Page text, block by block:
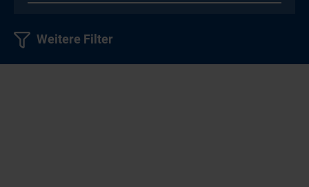
Weitere Filter